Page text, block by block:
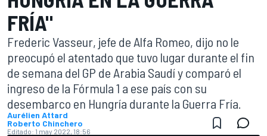
FRÍA"
Frederic Vasseur, jefe de Alfa Romeo, dijo no le
preocupó el atentado que tuvo lugar durante el fin
de semana del GP de Arabia Saudí y comparó el
ingreso de la Fórmula 1 a ese país con su
desembarco en Hungría durante la Guerra Fría.
Aurélien Attard
Roberto Chinchero
Editado: 1 may 2022, 18:56